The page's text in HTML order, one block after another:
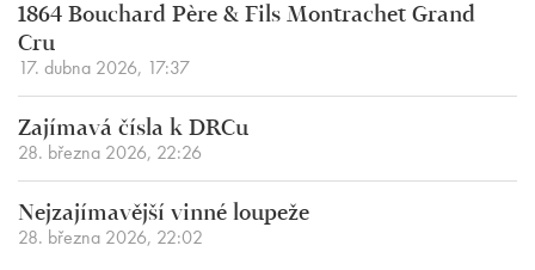
1864 Bouchard Père & Fils Montrachet Grand
Cru
17. dubna 2026, 17:37
Zajímavá čísla k DRCu
28. března 2026, 22:26
Nejzajímavější vinné loupeže
28. března 2026, 22:02